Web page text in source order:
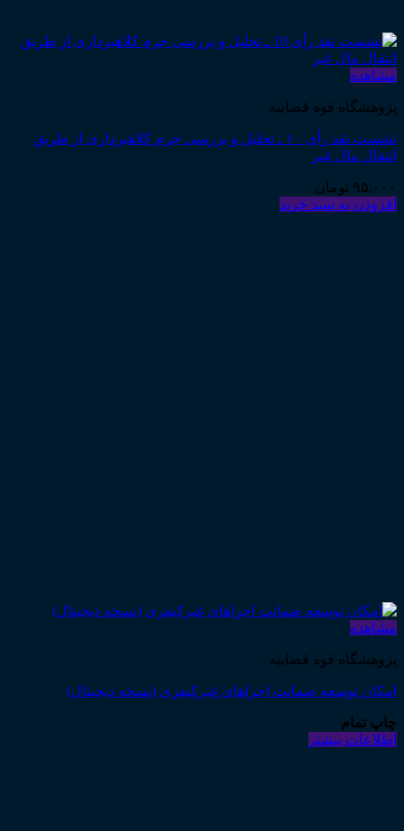
مشاهده
پژوهشگاه قوه قضاییه
نشست نقد رأی ۱۰ ـ تحلیل و بررسی جرم کلاهبرداری از طریق
انتقال مال غیر
۹۵,۰۰۰ تومان
افزودن به سبد خرید
مشاهده
پژوهشگاه قوه قضاییه
امکان توسعه ضمانت اجراهای غیرکیفری (نسخه دیجیتال)
چاپ تمام
اطلاعات بیشتر